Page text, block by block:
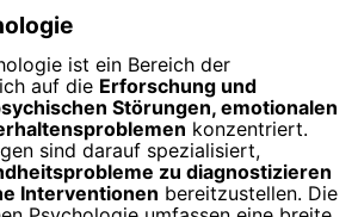
ist ein Bereich der
auf die Erforschung und
Störungen, emotionalen
konzentriert.
sind darauf spezialisiert,
zu diagnostizieren
Interventionen bereitzustellen. Die